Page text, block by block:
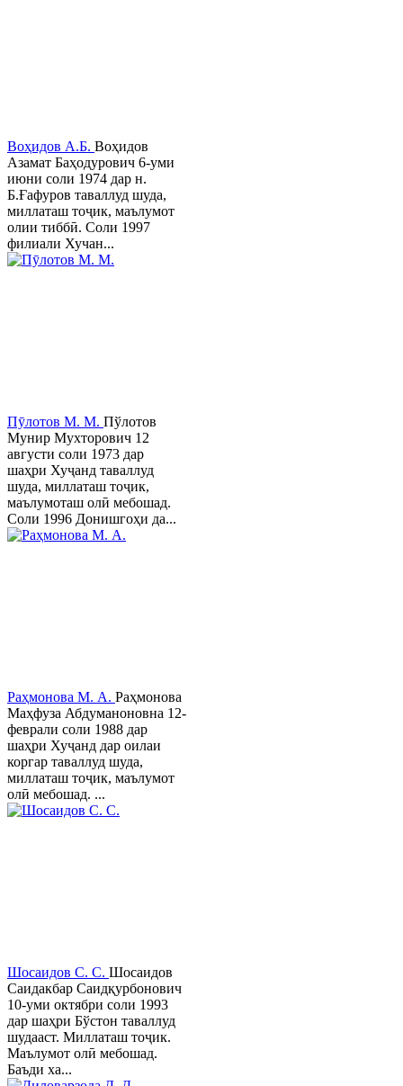
Воҳидов А.Б. Воҳидов
Азамат Баҳодурович 6-уми
июни соли 1974 дар н.
Б.Ғафуров таваллуд шуда,
миллаташ тоҷик, маълумот
олии тиббӣ. Соли 1997
филиали Хучан...
Пӯлотов М. М. Пўлотов
Мунир Мухторович 12
августи соли 1973 дар
шаҳри Хуҷанд таваллуд
шуда, миллаташ тоҷик,
маълумоташ олӣ мебошад.
Соли 1996 Донишгоҳи да...
Раҳмонова М. А. Раҳмонова
Маҳфуза Абдуманоновна 12-
феврали соли 1988 дар
шаҳри Хуҷанд дар оилаи
коргар таваллуд шуда,
миллаташ тоҷик, маълумот
олӣ мебошад. ...
Шосаидов С. С. Шосаидов
Саидакбар Саидқурбонович
10-уми октябри соли 1993
дар шаҳри Бўстон таваллуд
шудааст. Миллаташ тоҷик.
Маълумот олӣ мебошад.
Баъди ха...